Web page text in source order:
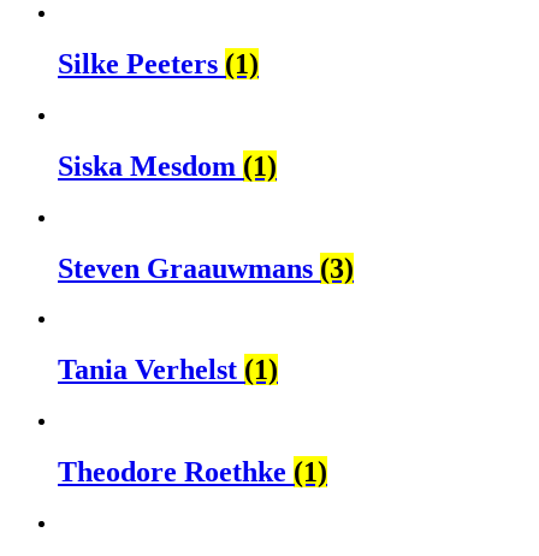
Silke Peeters (1)
Siska Mesdom (1)
Steven Graauwmans (3)
Tania Verhelst (1)
Theodore Roethke (1)